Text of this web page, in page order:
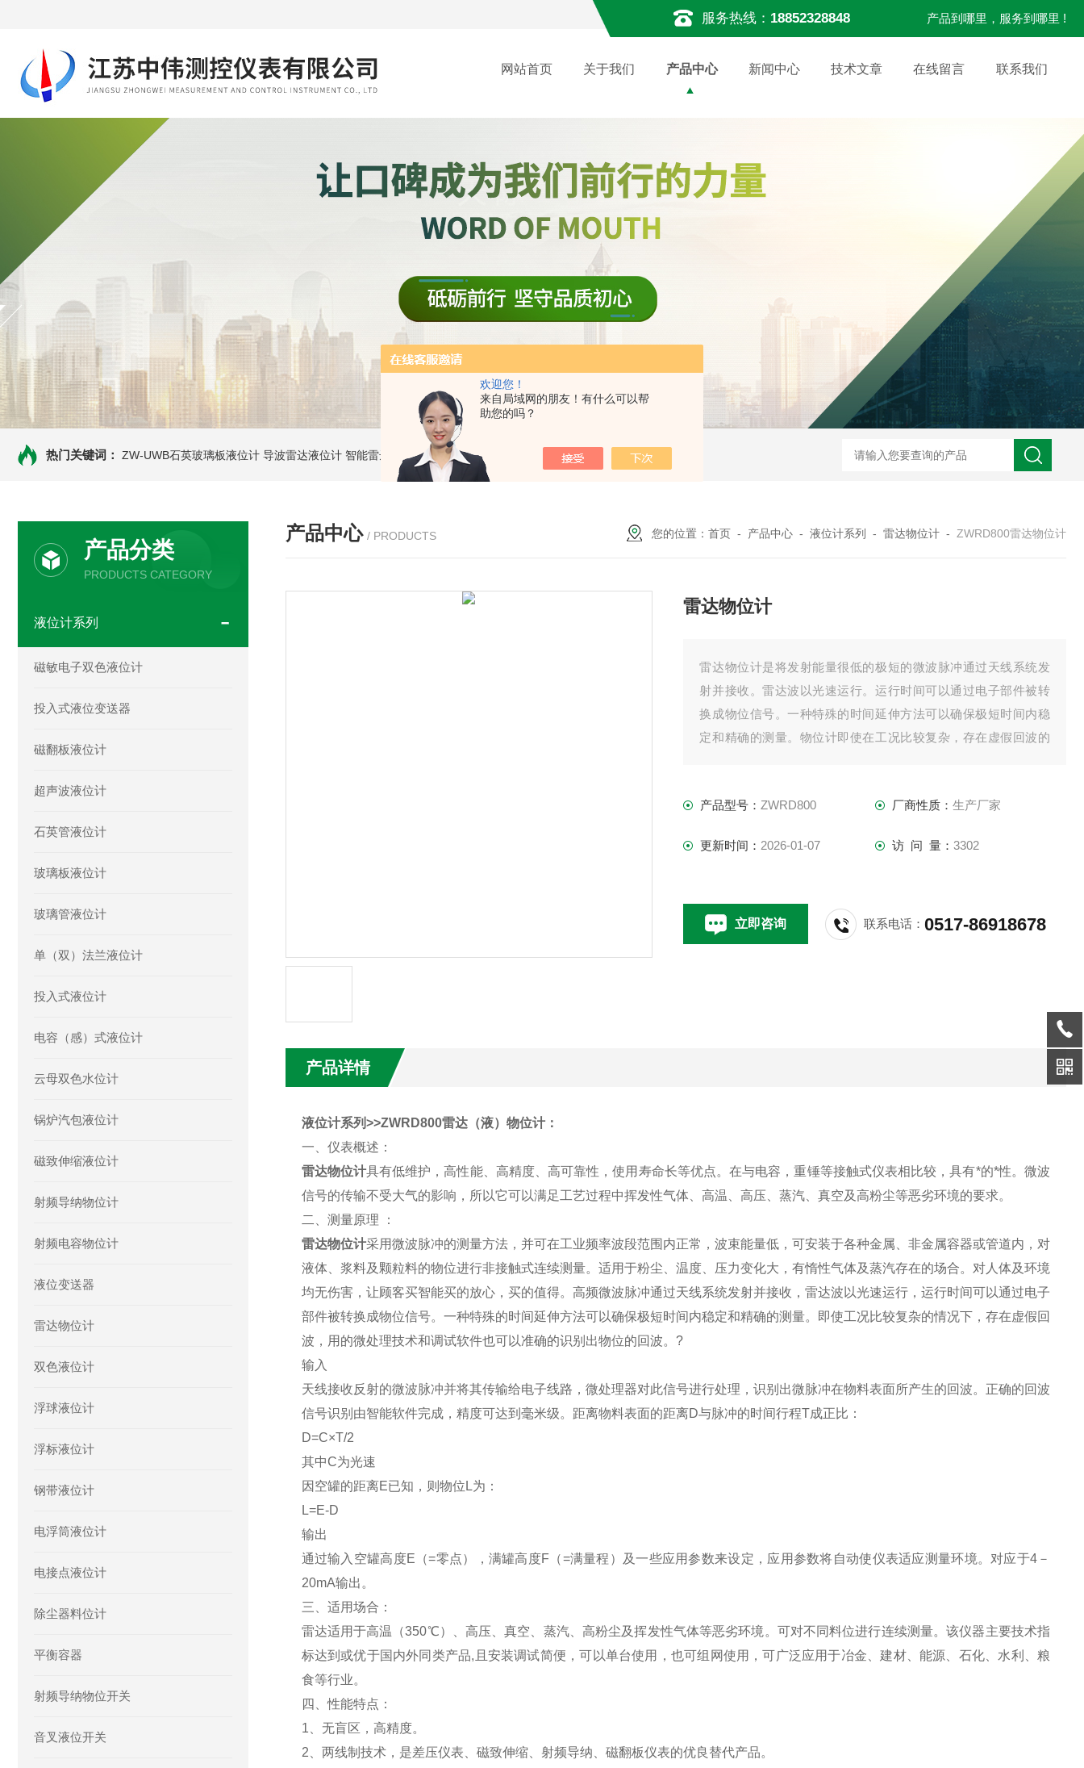
欢迎您！
来自局域网的朋友！有什么可以帮
助您的吗？
服务热线： 18852328848 产品到哪里，服务到哪里 !
网站首页 关于我们 产品中心 新闻中心 技术文章 在线留言 联系我们
热门关键词： ZW-UWB石英玻璃板液位计 导波雷达液位计 智能雷达液位计 ZW-B69X云母双色液水计 ZW1151W卡箍隔膜式压力变送器 ZW2088卫生型压力变送器 ZW2088通用型压力变送器 ZW2088耐高
产品分类
PRODUCTS CATEGORY
液位计系列
磁敏电子双色液位计
投入式液位变送器
磁翻板液位计
超声波液位计
石英管液位计
玻璃板液位计
玻璃管液位计
单（双）法兰液位计
投入式液位计
电容（感）式液位计
云母双色水位计
锅炉汽包液位计
磁致伸缩液位计
射频导纳物位计
射频电容物位计
液位变送器
雷达物位计
双色液位计
浮球液位计
浮标液位计
钢带液位计
电浮筒液位计
电接点液位计
除尘器料位计
平衡容器
射频导纳物位开关
音叉液位开关
产品中心 / PRODUCTS 您的位置： 首页 - 产品中心 - 液位计系列 - 雷达物位计 - ZWRD800雷达物位计
雷达物位计
雷达物位计是将发射能量很低的极短的微波脉冲通过天线系统发
射并接收。雷达波以光速运行。运行时间可以通过电子部件被转
换成物位信号。一种特殊的时间延伸方法可以确保极短时间内稳
定和精确的测量。物位计即使在工况比较复杂，存在虚假回波的
产品型号：ZWRD800 厂商性质： 生产厂家
更新时间： 2026-01-07 访 问 量： 3302
立即咨询 联系电话：0517-86918678
产品详情
液位计系列>>ZWRD800雷达（液）物位计：
一、仪表概述：
雷达物位计具有低维护，高性能、高精度、高可靠性，使用寿命长等优点。在与电容，重锤等接触式仪表相比较，具有*的*性。微波
信号的传输不受大气的影响，所以它可以满足工艺过程中挥发性气体、高温、高压、蒸汽、真空及高粉尘等恶劣环境的要求。
二、测量原理 ：
雷达物位计采用微波脉冲的测量方法，并可在工业频率波段范围内正常，波束能量低，可安装于各种金属、非金属容器或管道内，对
液体、浆料及颗粒料的物位进行非接触式连续测量。适用于粉尘、温度、压力变化大，有惰性气体及蒸汽存在的场合。对人体及环境
均无伤害，让顾客买智能买的放心，买的值得。高频微波脉冲通过天线系统发射并接收，雷达波以光速运行，运行时间可以通过电子
部件被转换成物位信号。一种特殊的时间延伸方法可以确保极短时间内稳定和精确的测量。即使工况比较复杂的情况下，存在虚假回
波，用的微处理技术和调试软件也可以准确的识别出物位的回波。 ?
输入
天线接收反射的微波脉冲并将其传输给电子线路，微处理器对此信号进行处理，识别出微脉冲在物料表面所产生的回波。正确的回波
信号识别由智能软件完成，精度可达到毫米级。距离物料表面的距离D与脉冲的时间行程T成正比：
D=C×T/2
其中C为光速
因空罐的距离E已知，则物位L为：
L=E-D
输出
通过输入空罐高度E（=零点），满罐高度F（=满量程）及一些应用参数来设定，应用参数将自动使仪表适应测量环境。对应于4－
20mA输出。
三、 适用场合：
雷达适用于高温（350℃）、高压、真空、蒸汽、高粉尘及挥发性气体等恶劣环境。可对不同料位进行连续测量。该仪器主要技术指
标达到或优于国内外同类产品,且安装调试简便，可以单台使用，也可组网使用，可广泛应用于冶金、建材、能源、石化、水利、粮
食等行业。
四、性能特点：
1、无盲区，高精度。
2、两线制技术，是差压仪表、磁致伸缩、射频导纳、磁翻板仪表的优良替代产品。